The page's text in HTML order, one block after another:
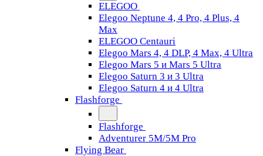
ELEGOO
Elegoo Neptune 4, 4 Pro, 4 Plus, 4
Max
ELEGOO Centauri
Elegoo Mars 4, 4 DLP, 4 Max, 4 Ultra
Elegoo Mars 5 и Mars 5 Ultra
Elegoo Saturn 3 и 3 Ultra
Elegoo Saturn 4 и 4 Ultra
Flashforge
Flashforge
Adventurer 5M/5M Pro
Flying Bear